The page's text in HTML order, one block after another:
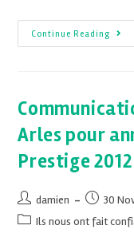
Continue Reading
Arles pour
Prestige 2012
damien
30
Ils nous ont fait